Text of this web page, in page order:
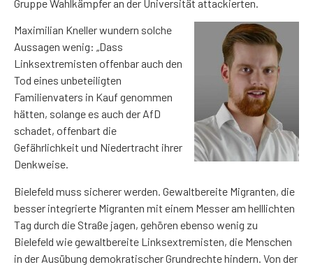
Gruppe Wahlkämpfer an der Universität attackierten.
Maximilian Kneller wundern solche
Aussagen wenig: „Dass
Linksextremisten offenbar auch den
Tod eines unbeteiligten
Familienvaters in Kauf genommen
hätten, solange es auch der AfD
schadet, offenbart die
Gefährlichkeit und Niedertracht ihrer
Denkweise.
Bielefeld muss sicherer werden. Gewaltbereite Migranten, die
besser integrierte Migranten mit einem Messer am helllichten
Tag durch die Straße jagen, gehören ebenso wenig zu
Bielefeld wie gewaltbereite Linksextremisten, die Menschen
in der Ausübung demokratischer Grundrechte hindern. Von der